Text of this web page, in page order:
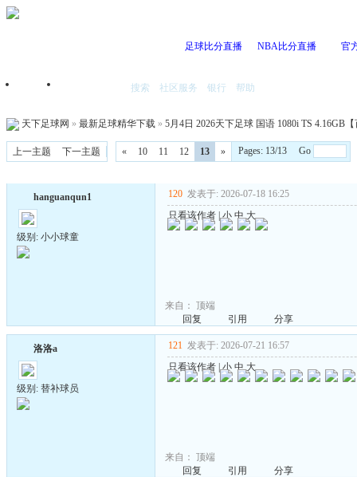
足球比分直播 NBA比分直播 官
首页 搜索 社区服务 银行 帮助
天下足球网 » 最新足球精华下载 » 5月4日 2026天下足球 国语 1080i TS 4.16GB
上一主题 下一主题 « 10 11 12 13 » Pages: 13/13 Go
hanguanqun1
级别: 小小球童
120 发表于: 2026-07-18 16:25
只看该作者 |小 中 大
来自： 顶端
回复
引用 分享
洛洛a
级别: 替补球员
121 发表于: 2026-07-21 16:57
只看该作者 |小 中 大
来自： 顶端
回复
引用 分享